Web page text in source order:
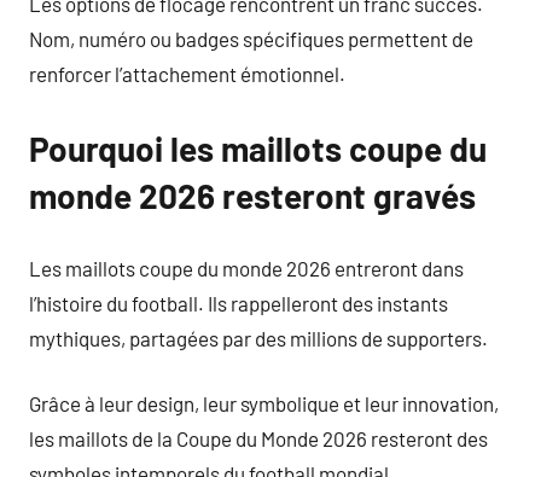
Nom, numéro ou badges spécifiques permettent de
renforcer l’attachement émotionnel.
Pourquoi les maillots coupe du
monde 2026 resteront gravés
Les maillots coupe du monde 2026 entreront dans
l’histoire du football. Ils rappelleront des instants
mythiques, partagées par des millions de supporters.
Grâce à leur design, leur symbolique et leur innovation,
les maillots de la Coupe du Monde 2026 resteront des